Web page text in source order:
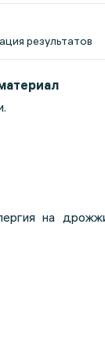
результатов
на